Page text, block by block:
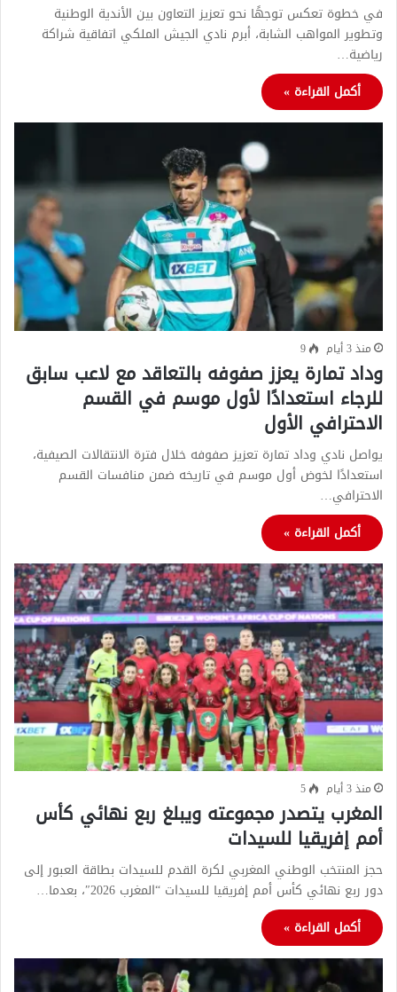
في خطوة تعكس توجهًا نحو تعزيز التعاون بين الأندية الوطنية
وتطوير المواهب الشابة، أبرم نادي الجيش الملكي اتفاقية شراكة
رياضية…
أكمل القراءة »
منذ 3 أيام 9
وداد تمارة يعزز صفوفه بالتعاقد مع لاعب سابق
للرجاء استعدادًا لأول موسم في القسم
الاحترافي الأول
يواصل نادي وداد تمارة تعزيز صفوفه خلال فترة الانتقالات الصيفية،
استعدادًا لخوض أول موسم في تاريخه ضمن منافسات القسم
الاحترافي…
أكمل القراءة »
منذ 3 أيام 5
المغرب يتصدر مجموعته ويبلغ ربع نهائي كأس
أمم إفريقيا للسيدات
حجز المنتخب الوطني المغربي لكرة القدم للسيدات بطاقة العبور إلى
دور ربع نهائي كأس أمم إفريقيا للسيدات “المغرب 2026″، بعدما…
أكمل القراءة »